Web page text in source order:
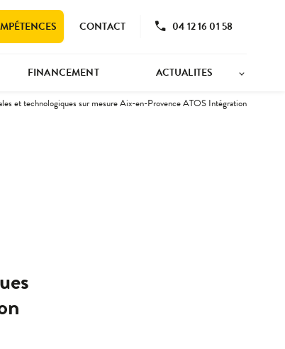
CONTACT 04 12 16 01 58
FINANCEMENT ACTUALITES
et technologiques sur mesure Aix-en-Provence ATOS Intégration